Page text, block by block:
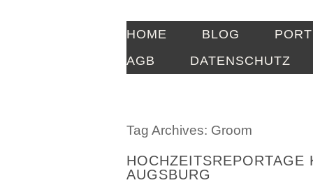
HOME BLOG
AGB
DATENSCHUTZ
Tag Archives: Groom
AUGSBURG